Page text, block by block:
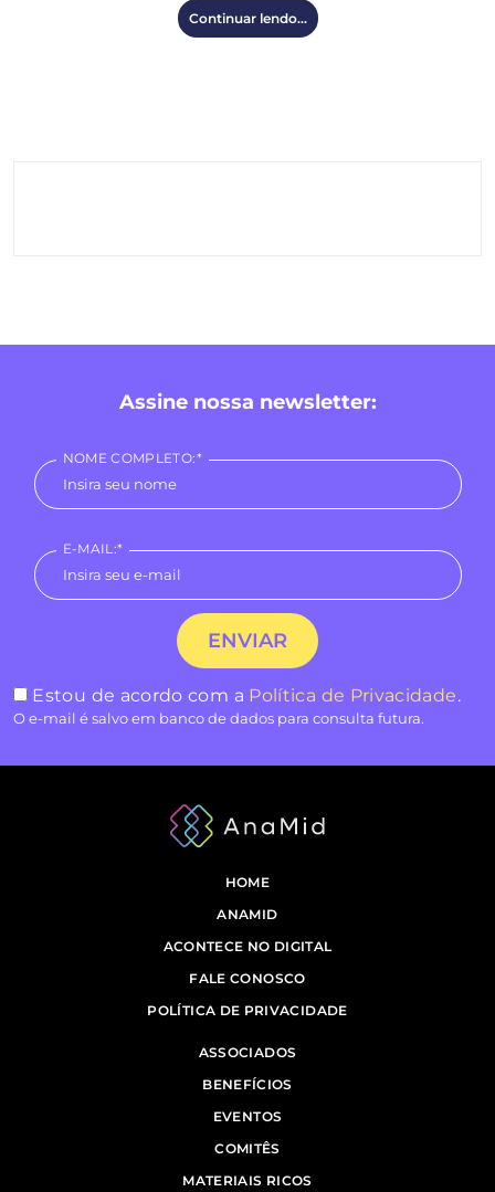
Continuar lendo...
Assine nossa newsletter:
NOME COMPLETO:*
E-MAIL:*
Estou de acordo com a Política de Privacidade.
O e-mail é salvo em banco de dados para consulta futura.
HOME
ANAMID
ACONTECE NO DIGITAL
FALE CONOSCO
POLÍTICA DE PRIVACIDADE
ASSOCIADOS
BENEFÍCIOS
EVENTOS
COMITÊS
MATERIAIS RICOS